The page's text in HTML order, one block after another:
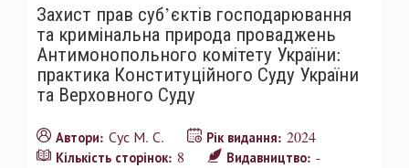
Захист прав суб’єктів господарювання
та кримінальна природа проваджень
Антимонопольного комітету України:
практика Конституційного Суду України
та Верховного Суду
Автори: Сус М. С. Рік видання: 2024
Кількість сторінок: 8 Видавництво: -